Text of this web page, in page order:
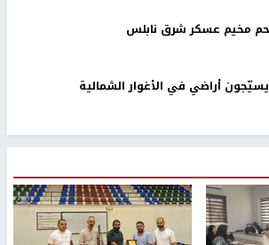
مخيم عسكر شرق نابلس
أراضي في الأغوار الشمالية